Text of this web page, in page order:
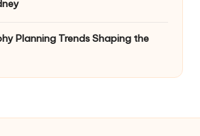
Planning Trends Shaping the